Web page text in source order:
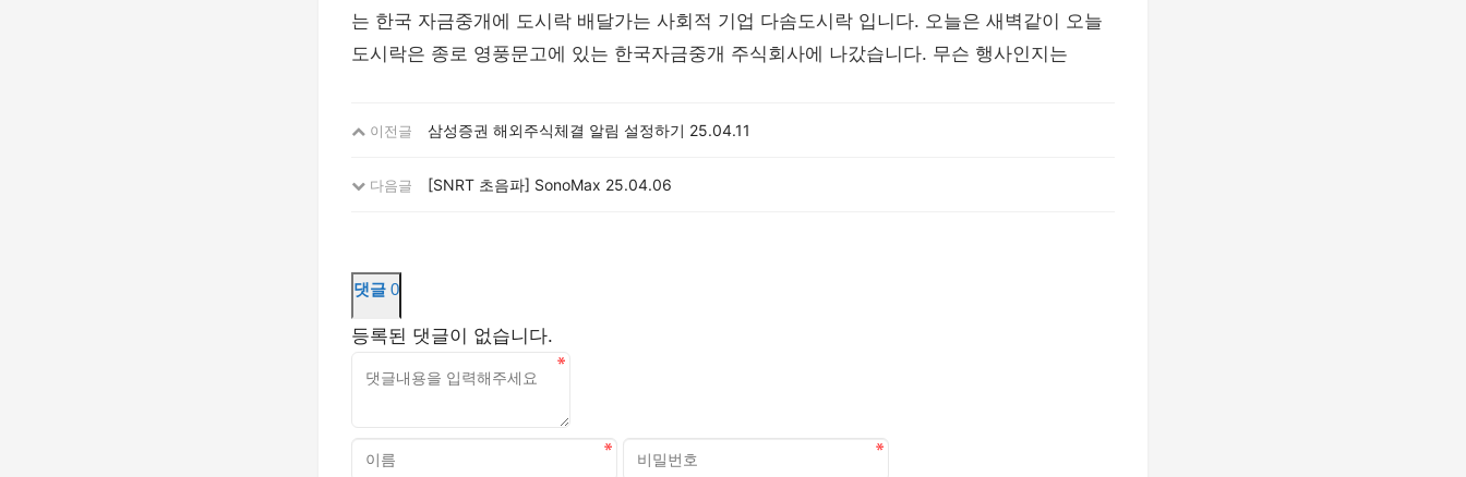
는 한국 자금중개에 도시락 배달가는 사회적 기업 다솜도시락 입니다. 오늘은 새벽같이 오늘
도시락은 종로 영풍문고에 있는 한국자금중개 주식회사에 나갔습니다. 무슨 행사인지는
이전글 삼성증권 해외주식체결 알림 설정하기 25.04.11
다음글 [SNRT 초음파] SonoMax 25.04.06
댓글 0
등록된 댓글이 없습니다.